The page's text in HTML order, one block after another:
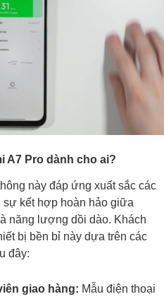
A7 Pro dành cho ai?
này đáp ứng xuất sắc các
kết hợp hoàn hảo giữa
năng lượng dồi dào. Khách
bị bền bỉ này dựa trên các
đây:
giao hàng: Mẫu điện thoại